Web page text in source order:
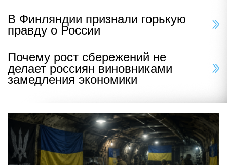
В Финляндии признали горькую
правду о России
Почему рост сбережений не
делает россиян виновниками
замедления экономики